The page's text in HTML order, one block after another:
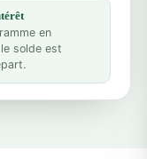
en
solde est